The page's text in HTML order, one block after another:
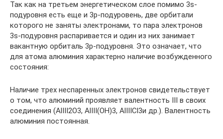
Так как на третьем энергетическом слое помимо 3s-
подуровня есть еще и 3p-подуровень, две орбитали
которого не заняты электронами, то пара электронов
3s-подуровня распаривается и один из них занимает
вакантную орбиталь 3p-подуровня. Это означает, что
для атома алюминия характерно наличие возбужденного
состояния:
Наличие трех неспаренных электронов свидетельствует
о том, что алюминий проявляет валентность III в своих
соединения (AlIII2O3, AlIII(OH)3, AlIIICl3и др.). Валентность
алюминия постоянная.